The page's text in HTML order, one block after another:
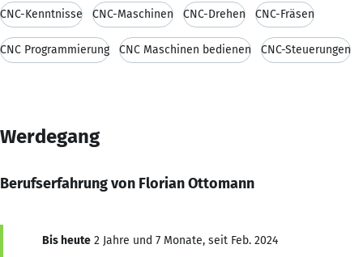
CNC-Kenntnisse CNC-Maschinen CNC-Drehen CNC-Fräsen
CNC Programmierung CNC Maschinen bedienen CNC-Steuerungen
Werdegang
Berufserfahrung von Florian Ottomann
Bis heute 2 Jahre und 7 Monate, seit Feb. 2024